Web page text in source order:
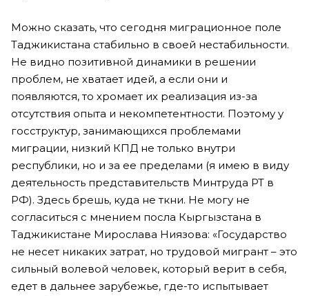
Можно сказать, что сегодня миграционное поле
Таджикистана стабильно в своей нестабильности.
Не видно позитивной динамики в решении
проблем, не хватает идей, а если они и
появляются, то хромает их реализация из-за
отсутствия опыта и некомпетентности. Поэтому у
госструктур, занимающихся проблемами
миграции, низкий КПД не только внутри
республики, но и за ее пределами (я имею в виду
деятельность представительств Минтруда РТ в
РФ). Здесь брешь, куда не ткни. Не могу не
согласиться с мнением посла Кыргызстана в
Таджикистане Мирослава Ниязова: «Государство
не несет никаких затрат, но трудовой мигрант – это
сильный волевой человек, который верит в себя,
едет в дальнее зарубежье, где-то испытывает